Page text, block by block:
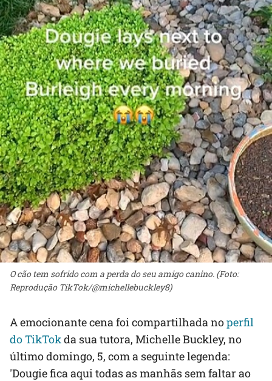
O cão tem sofrido com a perda do seu amigo canino. (Foto:
Reprodução TikTok/@michellebuckley8)
A emocionante cena foi compartilhada noperfil
do TikTokda sua tutora, Michelle Buckley, no
último domingo, 5, com a seguinte legenda:
'Dougie fica aqui todas as manhãs sem faltar ao